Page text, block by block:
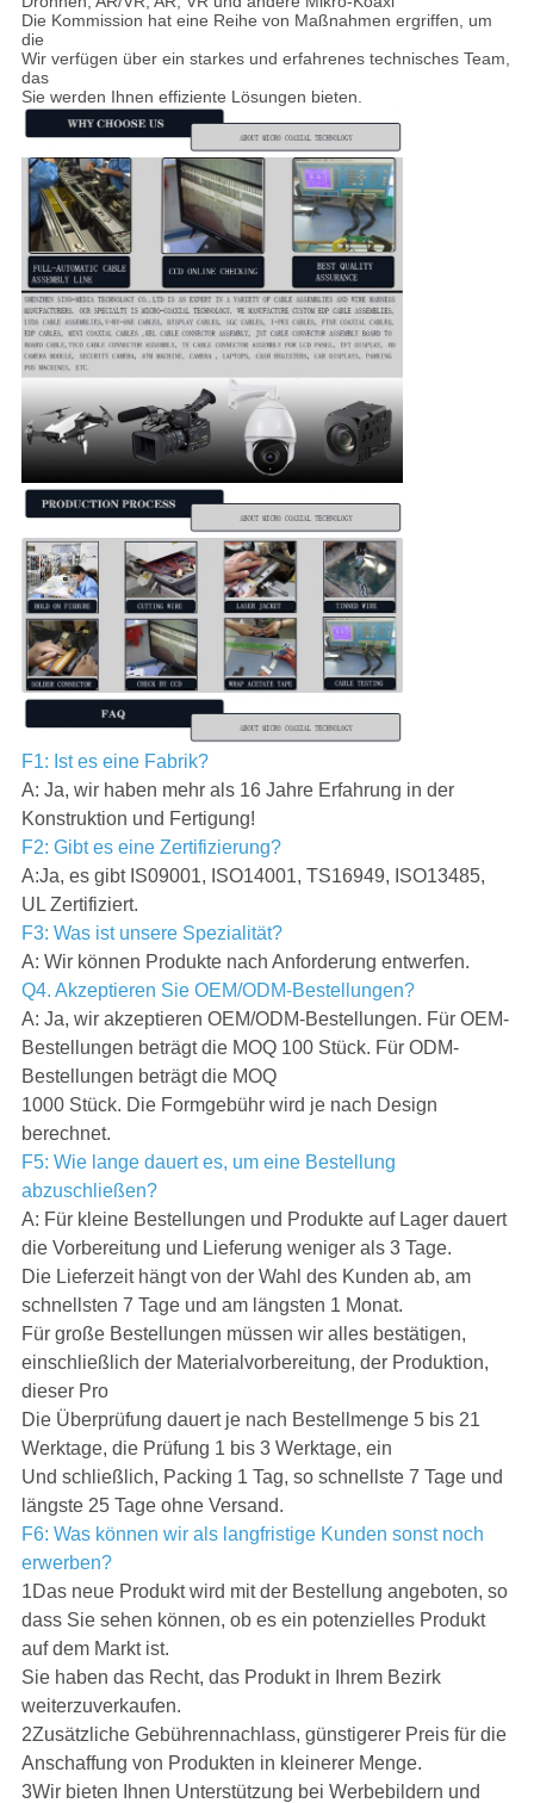
Die Kommission hat eine Reihe von Maßnahmen ergriffen, um
die
Wir verfügen über ein starkes und erfahrenes technisches Team,
das
Sie werden Ihnen effiziente Lösungen bieten.
F1: Ist es eine Fabrik?
A: Ja, wir haben mehr als 16 Jahre Erfahrung in der
Konstruktion und Fertigung!
F2: Gibt es eine Zertifizierung?
A:Ja, es gibt IS09001, ISO14001, TS16949, ISO13485,
UL Zertifiziert.
F3: Was ist unsere Spezialität?
A: Wir können Produkte nach Anforderung entwerfen.
Q4. Akzeptieren Sie OEM/ODM-Bestellungen?
A: Ja, wir akzeptieren OEM/ODM-Bestellungen. Für OEM-
Bestellungen beträgt die MOQ 100 Stück. Für ODM-
Bestellungen beträgt die MOQ
1000 Stück. Die Formgebühr wird je nach Design
berechnet.
F5: Wie lange dauert es, um eine Bestellung
abzuschließen?
A: Für kleine Bestellungen und Produkte auf Lager dauert
die Vorbereitung und Lieferung weniger als 3 Tage.
Die Lieferzeit hängt von der Wahl des Kunden ab, am
schnellsten 7 Tage und am längsten 1 Monat.
Für große Bestellungen müssen wir alles bestätigen,
einschließlich der Materialvorbereitung, der Produktion,
dieser Pro
Die Überprüfung dauert je nach Bestellmenge 5 bis 21
Werktage, die Prüfung 1 bis 3 Werktage, ein
Und schließlich, Packing 1 Tag, so schnellste 7 Tage und
längste 25 Tage ohne Versand.
F6: Was können wir als langfristige Kunden sonst noch
erwerben?
1Das neue Produkt wird mit der Bestellung angeboten, so
dass Sie sehen können, ob es ein potenzielles Produkt
auf dem Markt ist.
Sie haben das Recht, das Produkt in Ihrem Bezirk
weiterzuverkaufen.
2Zusätzliche Gebührennachlass, günstigerer Preis für die
Anschaffung von Produkten in kleinerer Menge.
3Wir bieten Ihnen Unterstützung bei Werbebildern und